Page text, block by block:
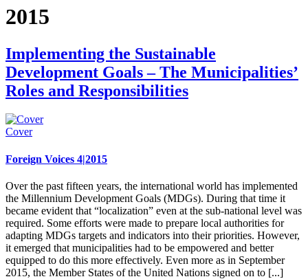
2015
Implementing the Sustainable
Development Goals – The Municipalities’
Roles and Responsibilities
Cover
Foreign Voices 4|2015
Over the past fifteen years, the international world has implemented
the Millennium Development Goals (MDGs). During that time it
became evident that “localization” even at the sub-national level was
required. Some efforts were made to prepare local authorities for
adapting MDGs targets and indicators into their priorities. However,
it emerged that municipalities had to be empowered and better
equipped to do this more effectively. Even more as in September
2015, the Member States of the United Nations signed on to [...]